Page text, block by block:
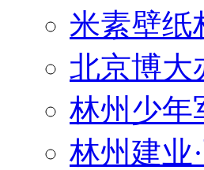
北京博大
林州少年
林州建业
林州市少